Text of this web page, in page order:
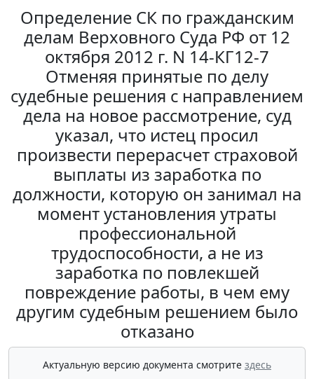
Определение СК по гражданским
делам Верховного Суда РФ от 12
октября 2012 г. N 14-КГ12-7
Отменяя принятые по делу
судебные решения с направлением
дела на новое рассмотрение, суд
указал, что истец просил
произвести перерасчет страховой
выплаты из заработка по
должности, которую он занимал на
момент установления утраты
профессиональной
трудоспособности, а не из
заработка по повлекшей
повреждение работы, в чем ему
другим судебным решением было
отказано
Актуальную версию документа смотрите здесь